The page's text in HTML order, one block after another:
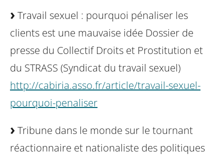
Travail sexuel : pourquoi pénaliser les
clients est une mauvaise idée Dossier de
presse du Collectif Droits et Prostitution et
du STRASS (Syndicat du travail sexuel)
http://cabiria.asso.fr/article/travail-sexuel-
pourquoi-penaliser
Tribune dans le monde sur le tournant
réactionnaire et nationaliste des politiques